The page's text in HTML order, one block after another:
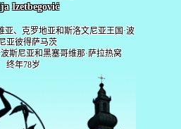
Izetbegović
亚、克罗地亚和斯洛文尼亚王国·波
亚彼得萨马茨
斯尼亚和黑塞哥维那·萨拉热窝
终年78岁